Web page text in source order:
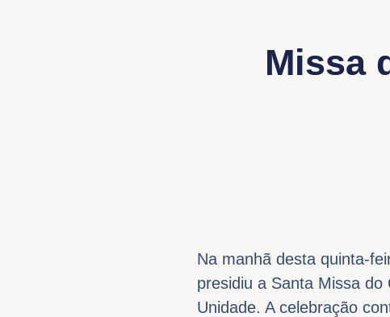
Missa
Na manhã desta quinta-
presidiu a Santa Missa
Unidade. A celebração